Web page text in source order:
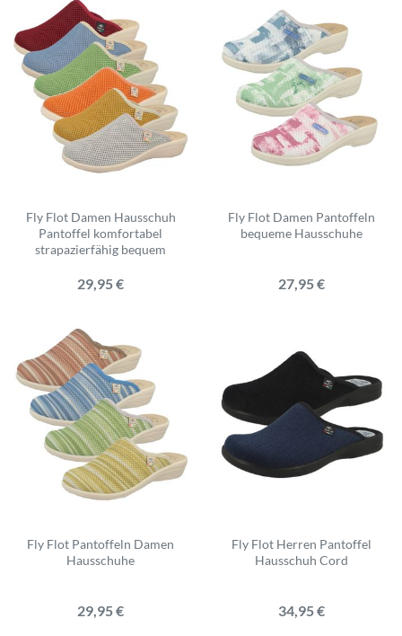
Fly Flot Damen Hausschuh
Pantoffel komfortabel
strapazierfähig bequem
29,95 €
Fly Flot Damen Pantoffeln
bequeme Hausschuhe
27,95 €
Fly Flot Pantoffeln Damen
Hausschuhe
29,95 €
Fly Flot Herren Pantoffel
Hausschuh Cord
34,95 €